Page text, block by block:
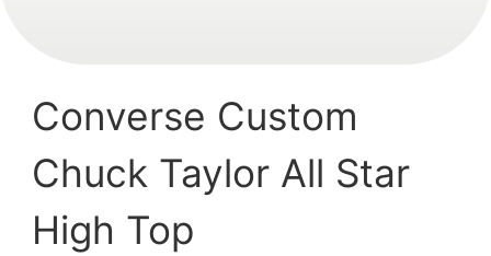
Converse Custom
Chuck Taylor All Star
High Top